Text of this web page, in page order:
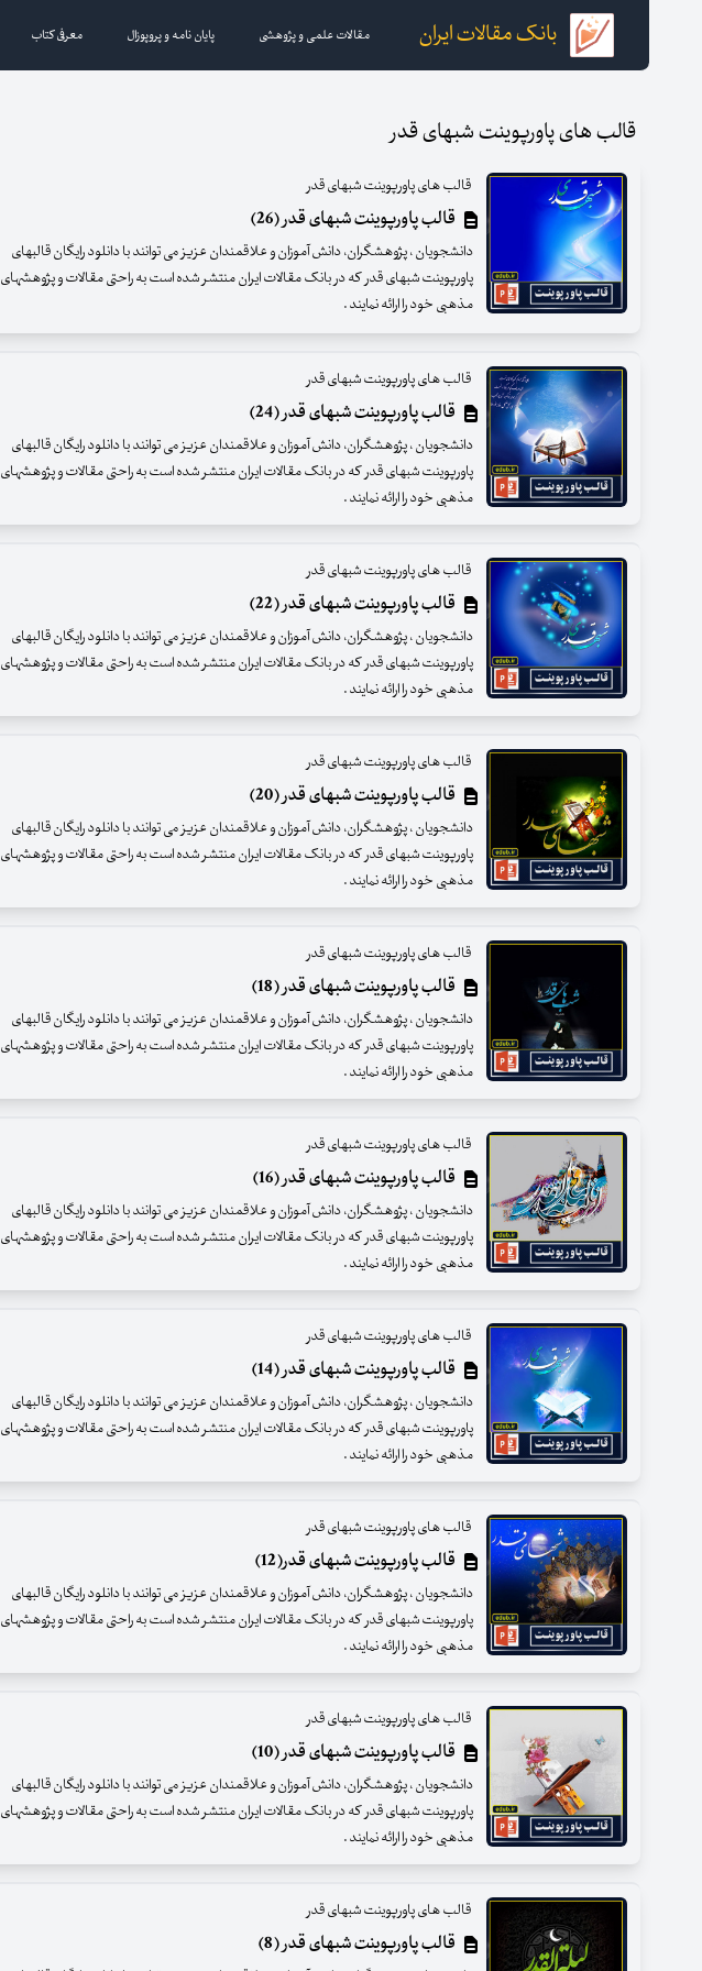
بانک مقالات ایران مقالات علمی و پژوهشی پایان نامه و پروپوزال معرفی کتاب
قالب های پاورپوینت شبهای قدر
قالب های پاورپوینت شبهای قدر
قالب پاورپوینت شبهای قدر (26)
دانشجویان ، پژوهشگران، دانش آموزان و علاقمندان عزیز می توانند با دانلود رایگان قالبهای
پاورپوینت شبهای قدر که در بانک مقالات ایران منتشر شده است به راحتی مقالات و پژوهشهای
مذهبی خود را ارائه نمایند .
قالب های پاورپوینت شبهای قدر
قالب پاورپوینت شبهای قدر (24)
دانشجویان ، پژوهشگران، دانش آموزان و علاقمندان عزیز می توانند با دانلود رایگان قالبهای
پاورپوینت شبهای قدر که در بانک مقالات ایران منتشر شده است به راحتی مقالات و پژوهشهای
مذهبی خود را ارائه نمایند .
قالب های پاورپوینت شبهای قدر
قالب پاورپوینت شبهای قدر (22)
دانشجویان ، پژوهشگران، دانش آموزان و علاقمندان عزیز می توانند با دانلود رایگان قالبهای
پاورپوینت شبهای قدر که در بانک مقالات ایران منتشر شده است به راحتی مقالات و پژوهشهای
مذهبی خود را ارائه نمایند .
قالب های پاورپوینت شبهای قدر
قالب پاورپوینت شبهای قدر (20)
دانشجویان ، پژوهشگران، دانش آموزان و علاقمندان عزیز می توانند با دانلود رایگان قالبهای
پاورپوینت شبهای قدر که در بانک مقالات ایران منتشر شده است به راحتی مقالات و پژوهشهای
مذهبی خود را ارائه نمایند .
قالب های پاورپوینت شبهای قدر
قالب پاورپوینت شبهای قدر (18)
دانشجویان ، پژوهشگران، دانش آموزان و علاقمندان عزیز می توانند با دانلود رایگان قالبهای
پاورپوینت شبهای قدر که در بانک مقالات ایران منتشر شده است به راحتی مقالات و پژوهشهای
مذهبی خود را ارائه نمایند .
قالب های پاورپوینت شبهای قدر
قالب پاورپوینت شبهای قدر (16)
دانشجویان ، پژوهشگران، دانش آموزان و علاقمندان عزیز می توانند با دانلود رایگان قالبهای
پاورپوینت شبهای قدر که در بانک مقالات ایران منتشر شده است به راحتی مقالات و پژوهشهای
مذهبی خود را ارائه نمایند .
قالب های پاورپوینت شبهای قدر
قالب پاورپوینت شبهای قدر (14)
دانشجویان ، پژوهشگران، دانش آموزان و علاقمندان عزیز می توانند با دانلود رایگان قالبهای
پاورپوینت شبهای قدر که در بانک مقالات ایران منتشر شده است به راحتی مقالات و پژوهشهای
مذهبی خود را ارائه نمایند .
قالب های پاورپوینت شبهای قدر
قالب پاورپوینت شبهای قدر(12)
دانشجویان ، پژوهشگران، دانش آموزان و علاقمندان عزیز می توانند با دانلود رایگان قالبهای
پاورپوینت شبهای قدر که در بانک مقالات ایران منتشر شده است به راحتی مقالات و پژوهشهای
مذهبی خود را ارائه نمایند .
قالب های پاورپوینت شبهای قدر
قالب پاورپوینت شبهای قدر (10)
دانشجویان ، پژوهشگران، دانش آموزان و علاقمندان عزیز می توانند با دانلود رایگان قالبهای
پاورپوینت شبهای قدر که در بانک مقالات ایران منتشر شده است به راحتی مقالات و پژوهشهای
مذهبی خود را ارائه نمایند .
قالب های پاورپوینت شبهای قدر
قالب پاورپوینت شبهای قدر (8)